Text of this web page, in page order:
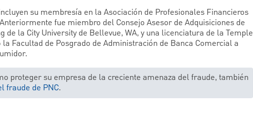
su membresía en la Asociación de Profesionales Financieros
fue miembro del Consejo Asesor de Adquisiciones de
de la City University de Bellevue, WA, y una licenciatura de la Temple
Facultad de Posgrado de Administración de Banca Comercial a
proteger su empresa de la creciente amenaza del fraude, también
fraude de PNC.